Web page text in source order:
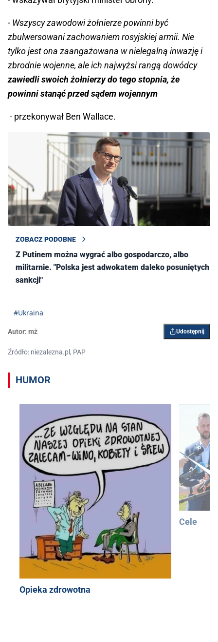
- Wszyscy zawodowi żołnierze powinni być
zbulwersowani zachowaniem rosyjskiej armii. Nie
tylko jest ona zaangażowana w nielegalną inwazję i
zbrodnie wojenne, ale ich najwyżsi rangą dowódcy
zawiedli swoich żołnierzy do tego stopnia, że
powinni stanąć przed sądem wojennym
- przekonywał Ben Wallace.
ZOBACZ PODOBNE
Z Putinem można wygrać albo gospodarczo, albo
militarnie. "Polska jest adwokatem daleko posuniętych
sankcji"
#Ukraina
Autor: mż Udostępnij
Źródło: niezalezna.pl, PAP
HUMOR
Opieka zdrowotna
Cele